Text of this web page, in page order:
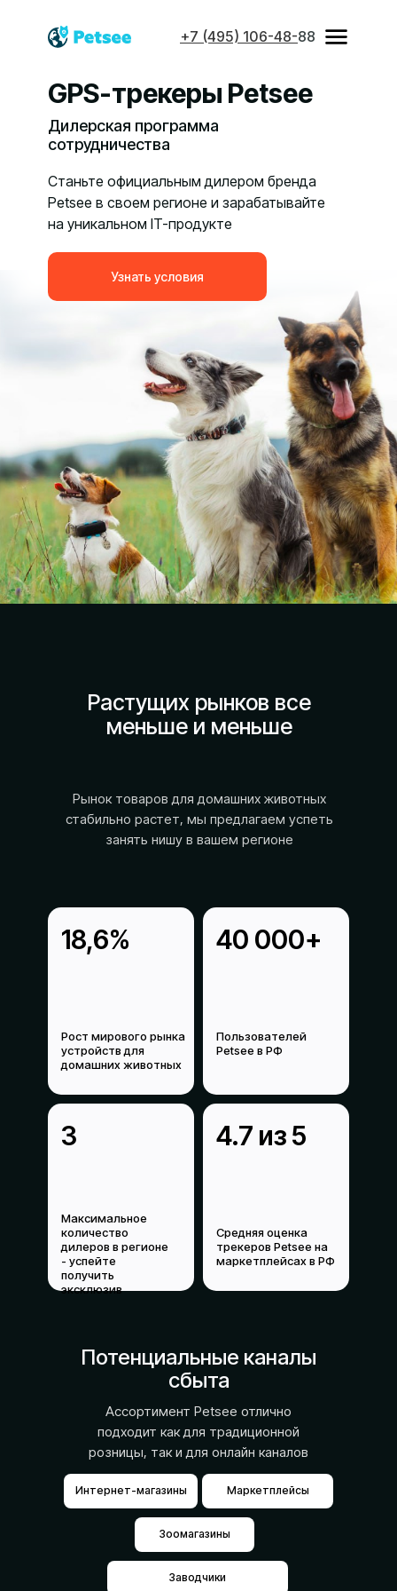
Присоединиться
GPS-трекеры Petsee
Дилерская программа
сотрудничества
Станьте официальным дилером бренда
Petsee в своем регионе и зарабатывайте
на уникальном IT-продукте
+7 (495) 106-48-88
Узнать условия
Растущих рынков все
меньше и меньше
Рынок товаров для домашних животных
стабильно растет, мы предлагаем успеть
занять нишу в вашем регионе
Рост мирового рынка
устройств для
домашних животных
18,6%
Пользователей
Petsee в РФ
40 000+
Средняя оценка
трекеров Petsee на
маркетплейсах в РФ
4.7 из 5
Максимальное
количество
дилеров в регионе
- успейте
получить
эксклюзив
3
Ассортимент Petsee отлично
подходит как для традиционной
розницы, так и для онлайн каналов
Потенциальные каналы
сбыта
Интернет-магазины Маркетплейсы
Зоомагазины
Заводчики